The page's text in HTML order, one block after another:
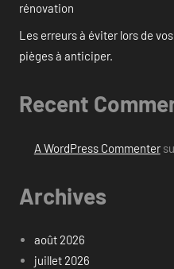
rénovation
Les erreurs à éviter lors de
pièges à anticiper.
Recent
A WordPress Commenter
Archives
août 2026
juillet 2026